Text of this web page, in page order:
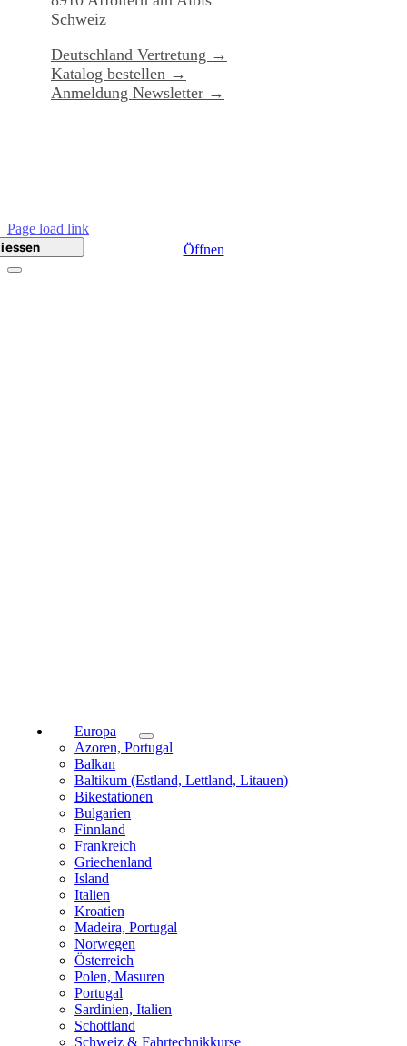
Öffnen
Schweiz
Deutschland Vertretung →
Katalog bestellen →
Anmeldung Newsletter →
Page load link
Europa
Azoren, Portugal
Balkan
Baltikum (Estland, Lettland, Litauen)
Bikestationen
Bulgarien
Finnland
Frankreich
Griechenland
Island
Italien
Kroatien
Madeira, Portugal
Norwegen
Österreich
Polen, Masuren
Portugal
Sardinien, Italien
Schottland
Schweiz & Fahrtechnikkurse